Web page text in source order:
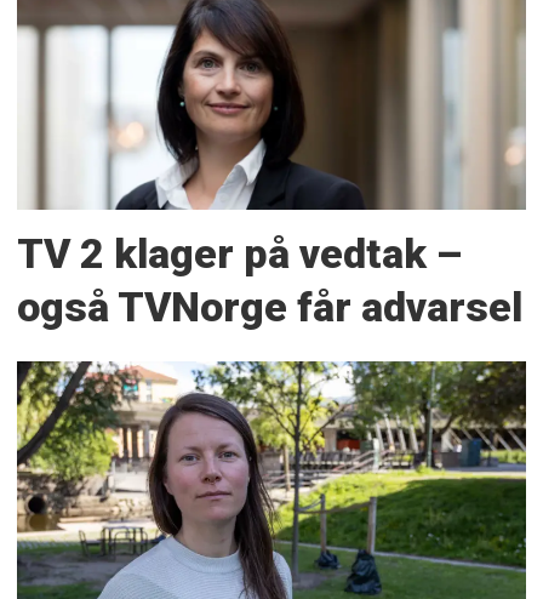
TV 2 klager på vedtak –
også TVNorge får advarsel